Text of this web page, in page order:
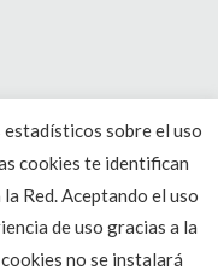
sobre el uso
cookies te identifican
Red. Aceptando el uso
de uso gracias a la
no se instalará